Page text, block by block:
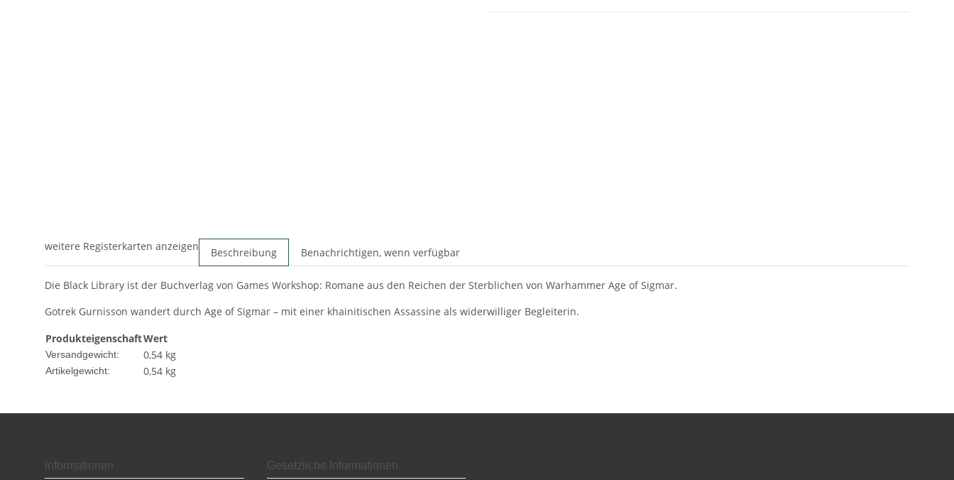
weitere Registerkarten anzeigen Beschreibung Benachrichtigen, wenn verfügbar
Die Black Library ist der Buchverlag von Games Workshop: Romane aus den Reichen der Sterblichen von Warhammer Age of Sigmar.
Gotrek Gurnisson wandert durch Age of Sigmar – mit einer khainitischen Assassine als widerwilliger Begleiterin.
ProdukteigenschaftWert
Versandgewicht: 0,54 kg
Artikelgewicht: 0,54 kg
Informationen Gesetzliche Informationen